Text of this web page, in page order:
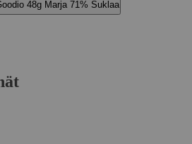
48g Marja 71% Suklaa